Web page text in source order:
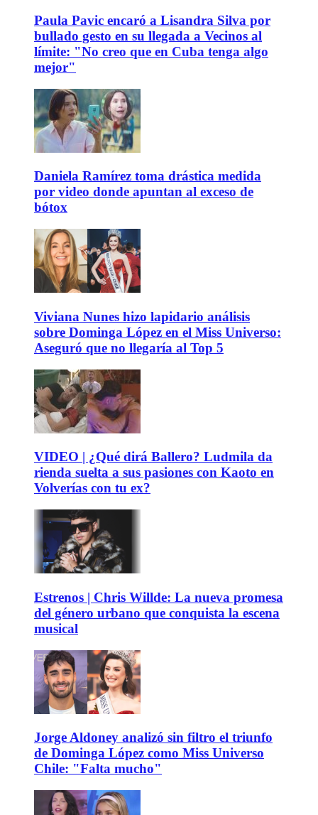
Paula Pavic encaró a Lisandra Silva por
bullado gesto en su llegada a Vecinos al
límite: "No creo que en Cuba tenga algo
mejor"
Daniela Ramírez toma drástica medida
por video donde apuntan al exceso de
bótox
Viviana Nunes hizo lapidario análisis
sobre Dominga López en el Miss Universo:
Aseguró que no llegaría al Top 5
VIDEO | ¿Qué dirá Ballero? Ludmila da
rienda suelta a sus pasiones con Kaoto en
Volverías con tu ex?
Estrenos | Chris Willde: La nueva promesa
del género urbano que conquista la escena
musical
Jorge Aldoney analizó sin filtro el triunfo
de Dominga López como Miss Universo
Chile: "Falta mucho"